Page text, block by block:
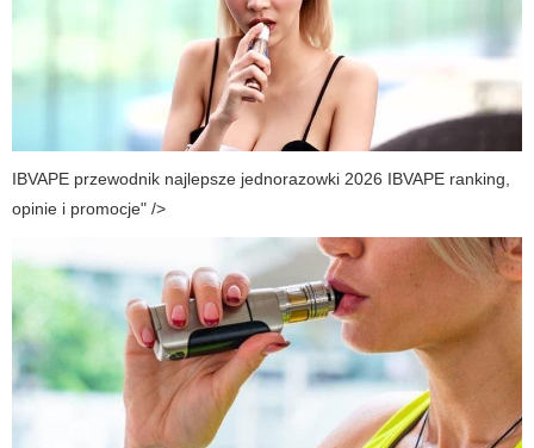
IBVAPE przewodnik najlepsze jednorazowki 2026 IBVAPE ranking,
opinie i promocje" />